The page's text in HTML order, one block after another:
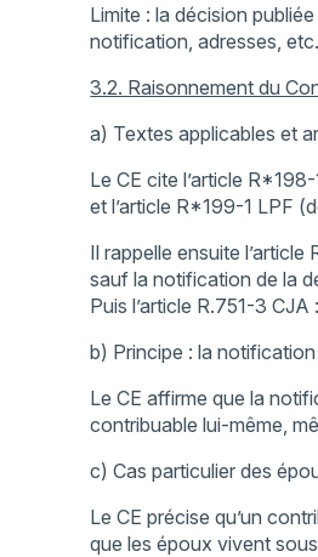
Limite : la décision
notification, adresses,
3.2. Raisonnement du
a) Textes applicables et
Le CE cite l’article
et l’article R*199-1 LPF
Il rappelle ensuite
sauf la notification de la
Puis l’article R.751-3
b) Principe : la
Le CE affirme que la
contribuable lui-même,
c) Cas particulier des
Le CE précise qu’un
que les époux vivent